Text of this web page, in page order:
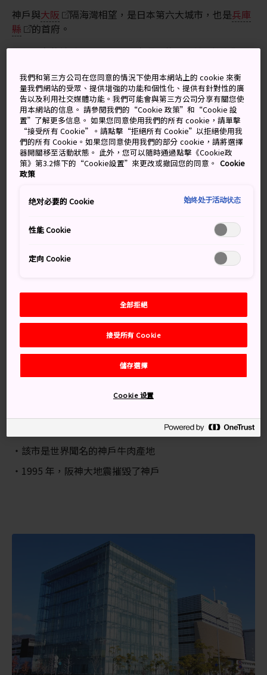
神戶與大阪 隔海灣相望，是日本第六大城市，也是兵庫
縣
的首府。
世界聞名的神戶歷來是日本國際貿易的大本營，擁有獨一
別錯過
探索繁華的神戶臨海樂園，攀登神戶港塔
品嘗世界知名的神戶牛肉
交通方式
搭乘不同的列車，從東京到新神戶站大約需要 160 到 195
分鐘。若持有日本鐵路通票
，可以搭乘光號列車。東京
和神戶機場之間，每天有多趟全日空和天馬航
空的往來航班。前往神戶最便宜的方式是搭乘夜間巴士。
多家公司都提供從東京前往大阪地區的 8-9 小時旅遊行
程，價格從 5000 日幣到 8500 日幣不等。
神戶的南京町是日本三大唐人街區之一
該市是世界聞名的神戶牛肉產地
1995 年，阪神大地震摧毀了神戶
我們和第三方公司在您同意的情況下使用本網站上的 cookie 來衡
量我們網站的受眾、提供增強的功能和個性化、提供有針對性的廣
告以及利用社交媒體功能。我們可能會與第三方公司分享有關您使
用本網站的信息。 請參閱我們的“Cookie 政策”和“Cookie 設
置”了解更多信息。 如果您同意使用我們的所有 cookie，請單擊
“接受所有 Cookie”。請點擊“拒絕所有 Cookie”以拒絕使用我
們的所有 Cookie。如果您同意使用我們的部分 cookie，請將選擇
器開關移至活動狀態。 此外，您可以隨時通過點擊《Cookie政
策》第3.2條下的“Cookie設置”來更改或撤回您的同意。 Cookie
政策
绝对必要的 Cookie 始终处于活动状态
性能 Cookie
定向 Cookie
全部拒絕
接受所有 Cookie
儲存選擇
Cookie 设置